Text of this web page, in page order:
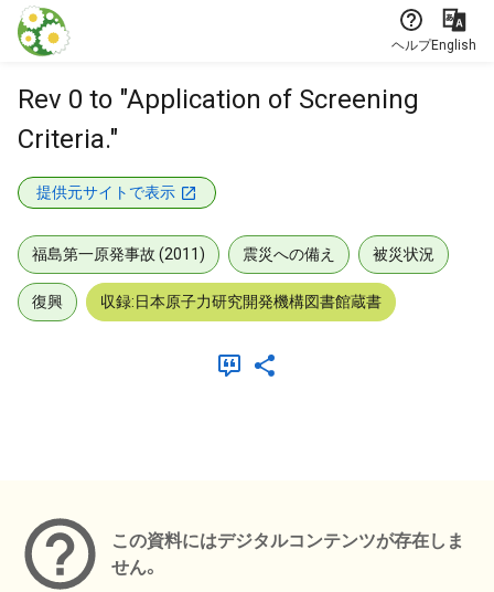
本文に飛ぶ
ヘルプEnglish
Rev 0 to "Application of Screening
Criteria."
提供元サイトで表示
福島第一原発事故 (2011) 震災への備え 被災状況
復興 収録:日本原子力研究開発機構図書館蔵書
この資料にはデジタルコンテンツが存在しま
せん。